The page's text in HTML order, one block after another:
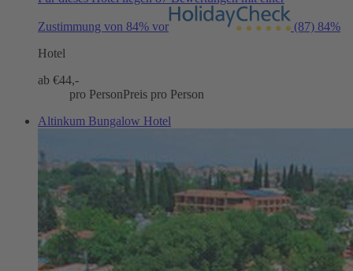
Zustimmung von 84% vor (87) 84%
Hotel
ab €44,-
pro PersonPreis pro Person
Altinkum Bungalow Hotel